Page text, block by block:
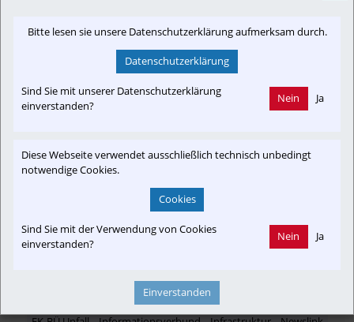
Newslink: Klicken Sie hier um auf den externen Artikel von
krone.at zu gelangen.
Interessensgruppen
Branchenbeitrag
Störung
Unfall
Bitte lesen sie unsere Datenschutzerklärung aufmerksam durch.
Datenschutzerklärung
Sind Sie mit unserer Datenschutzerklärung
einverstanden?
Nein Ja
Diese Webseite verwendet ausschließlich technisch unbedingt
notwendige Cookies.
Cookies
Sind Sie mit der Verwendung von Cookies
einverstanden?
Nein Ja
Einverstanden